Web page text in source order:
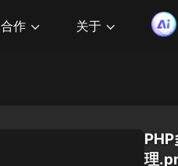
合作 关于
理